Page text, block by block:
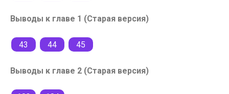
Выводы к главе 1 (Старая версия)
43 44 45
Выводы к главе 2 (Старая версия)